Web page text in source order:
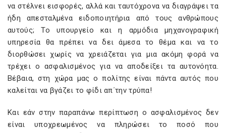
να στέλνει εισφορές, αλλά και ταυτόχρονα να διαγράψει τα
ήδη απεσταλμένα ειδοποιητήρια από τους ανθρώπους
αυτούς; Το υπουργείο και η αρμόδια μηχανογραφική
υπηρεσία θα πρέπει να δει άμεσα το θέμα και να το
διορθώσει χωρίς να χρειάζεται για μια ακόμη φορά να
τρέχει ο ασφαλισμένος για να αποδείξει τα αυτονόητα.
Βέβαια, στη χώρα μας ο πολίτης είναι πάντα αυτός που
καλείται να βγάζει το φίδι απ΄την τρύπα!
Και εάν στην παραπάνω περίπτωση ο ασφαλισμένος δεν
είναι υποχρεωμένος να πληρώσει το ποσό που